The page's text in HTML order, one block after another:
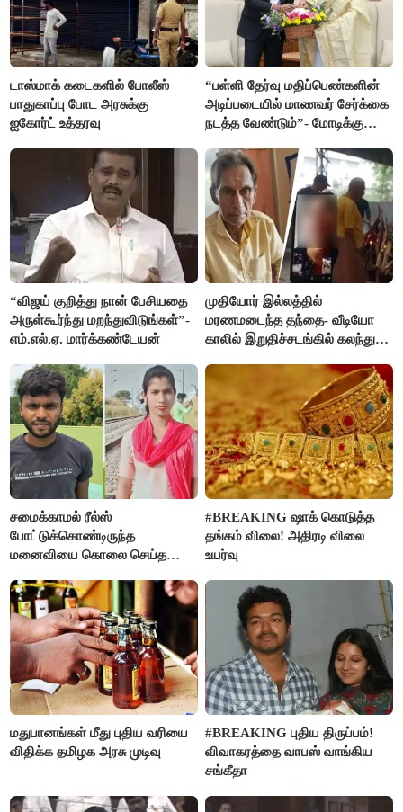
டாஸ்மாக் கடைகளில் போலீஸ்
பாதுகாப்பு போட அரசுக்கு
ஐகோர்ட் உத்தரவு
“பள்ளி தேர்வு மதிப்பெண்களின்
அடிப்படையில் மாணவர் சேர்க்கை
நடத்த வேண்டும்”- மோடிக்கு
“விஜய் குறித்து நான் பேசியதை
அருள்கூர்ந்து மறந்துவிடுங்கள்”-
எம்.எல்.ஏ. மார்க்கண்டேயன்
முதியோர் இல்லத்தில்
மரணமடைந்த தந்தை- வீடியோ
காலில் இறுதிச்சடங்கில் கலந்து
சமைக்காமல் ரீல்ஸ்
போட்டுக்கொண்டிருந்த
மனைவியை கொலை செய்த
#BREAKING ஷாக் கொடுத்த
தங்கம் விலை! அதிரடி விலை
உயர்வு
மதுபானங்கள் மீது புதிய வரியை
விதிக்க தமிழக அரசு முடிவு
#BREAKING புதிய திருப்பம்!
விவாகரத்தை வாபஸ் வாங்கிய
சங்கீதா